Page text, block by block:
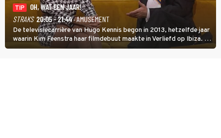
TIP
OH, WAT EEN JAAR!
STRAKS 20:05 - 21:44· AMUSEMENT
De televisiecarrière van Hugo Kennis begon in 2013, hetzelfde jaar
waarin Kim Feenstra haar filmdebuut maakte in Verliefd op Ibiza. In
Oh, Wat een Jaar! wordt duidelijk wat ze nog meer weten van het